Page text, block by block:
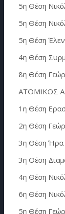
5η Θέση
5η Θέση
5η Θέση
4η Θέση
8η Θέση
ΑΤΟΜΙΚΟΣ
1η Θέση
2η Θέση
3η Θέση Ήρα
3η Θέση
4η Θέση
6η Θέση
5η Θέση